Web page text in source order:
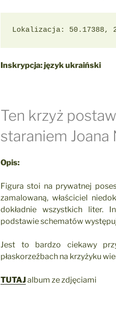
Lokalizacja: 50.17388,
Inskrypcja: język ukraiński
Ten krzyż
staraniem Joana
Opis:
Figura stoi na prywatnej
zamalowaną, właściciel
dokładnie wszystkich liter.
podstawie schematów
Jest to bardzo ciekawy
płaskorzeźbach na krzyżyku
TUTAJalbum ze zdjęciami